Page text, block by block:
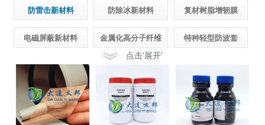
防雷击新材料 防除冰新材料 复材树脂增韧膜
电磁屏蔽新材料 金属化高分子纤维 特种轻型防波套
点击'展开'